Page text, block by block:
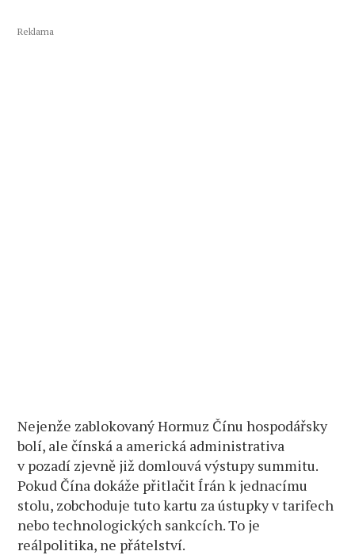
Reklama
Nejenže zablokovaný Hormuz Čínu hospodářsky
bolí, ale čínská a americká administrativa
v pozadí zjevně již domlouvá výstupy summitu.
Pokud Čína dokáže přitlačit Írán k jednacímu
stolu, zobchoduje tuto kartu za ústupky v tarifech
nebo technologických sankcích. To je
reálpolitika, ne přátelství.